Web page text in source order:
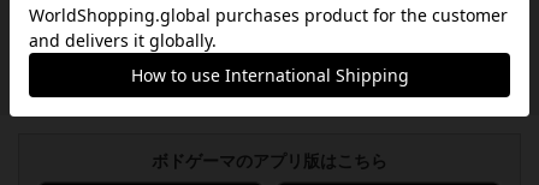
レビュー ふたつの街の物語
タイルを4×4で並べて街づくりします。ただし、
街は各プレイヤーの間にあ...
約10時間前by ジェイとと
ボドゲーマのアプリ版はこちら